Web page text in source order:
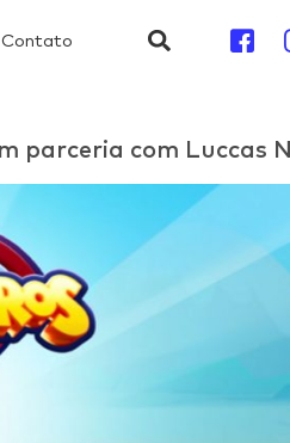
Contato
parceria com Luccas